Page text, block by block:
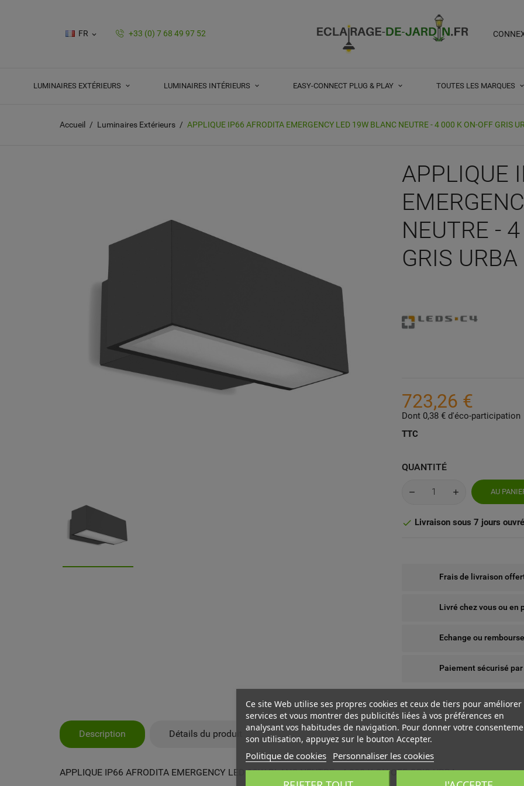
FR  +33 (0) 7 68 49 97 52
LUMINAIRES EXTÉRIEURS LUMINAIRES INTÉRIEURS EASY-CONNECT PLUG & PLAY TOUTES LES MARQUES
Accueil Luminaires Extérieurs APPLIQUE IP66 AFRODITA EMERGENCY LED 19W BLANC NEUTRE - 4 000 K ON-OFF GRIS
APPLIQUE
NEUTRE -
GRIS URBA
723,26 €
Dont 0,38 € d'éco-participation
TTC
QUANTITÉ
AU
 Livraison sous 7 jours
Frais de livraison
Livré chez vous ou
Echange ou
Paiement sécurisé
Description Détails du produit
APPLIQUE IP66 AFRODITA EMERGENCY LED 19W BLANC NEUTRE - 4 000 K ON-OFF GRIS URBA
MY WISHLISTS
CRÉER UNE LISTE D'ENVIES
CONNEXION
Ce site Web utilise ses propres cookies et ceux de tiers pour améliorer
services et vous montrer des publicités liées à vos préférences en
analysant vos habitudes de navigation. Pour donner votre
son utilisation, appuyez sur le bouton Accepter.
Politique de cookies Personnaliser les cookies